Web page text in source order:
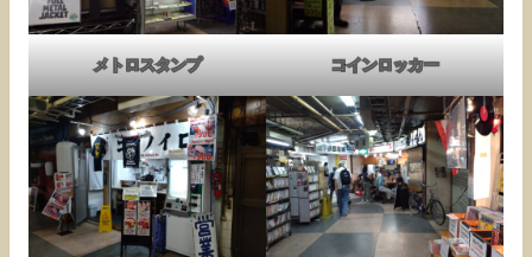
メトロスタンプ コインロッカー